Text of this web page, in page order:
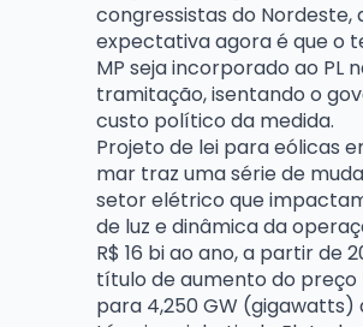
congressistas do Nordeste,
expectativa agora é que o
MP seja incorporado ao PL
tramitação, isentando o
custo político da medida.
Projeto de lei para eólicas
mar traz uma série de
setor elétrico que
de luz e dinâmica da
R$ 16 bi ao ano, a partir de
título de aumento do
para 4,250 GW (gigawatts)